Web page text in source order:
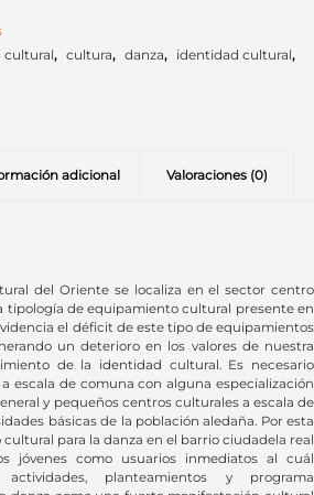
cultural, cultura, danza, identidad cultural,
adicional Valoraciones (0)
del Oriente se localiza en el sector centro
tipología de equipamiento cultural presente en
el déficit de este tipo de equipamientos
un deterioro en los valores de nuestra
de la identidad cultural. Es necesario
escala de comuna con alguna especialización
y pequeños centros culturales a escala de
básicas de la población aledaña. Por esta
para la danza en el barrio ciudadela real
jóvenes como usuarios inmediatos al cuál
planteamientos y programa